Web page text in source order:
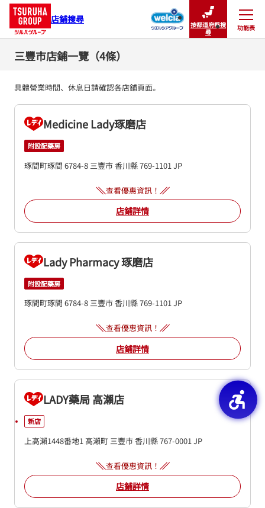
店鋪搜尋
按都道府縣搜
尋
功能表
關閉
三豐市店鋪一覽（4條）
具體營業時間、休息日請確認各店鋪頁面。
Medicine Lady琢磨店
附設配藥房
琢間町琢間 6784-8 三豐市香川縣769-1101 JP
查看優惠資訊！
店鋪詳情
Lady Pharmacy 琢磨店
附設配藥房
琢間町琢間 6784-8三豐市香川縣769-1101JP
查看優惠資訊！
店鋪詳情
LADY藥局 高瀨店
新店
上高瀨1448番地1 高瀨町 三豐市香川縣767-0001 JP
查看優惠資訊！
店鋪詳情